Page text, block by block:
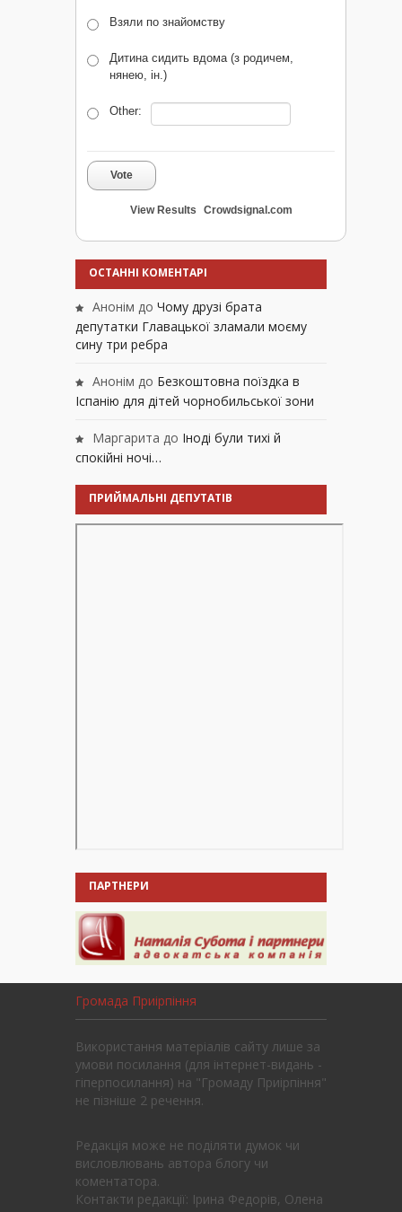
Взяли по знайомству
Дитина сидить вдома (з родичем,
нянею, ін.)
Other:
Vote
View Results Crowdsignal.com
ОСТАННІ КОМЕНТАРІ
Анонім до Чому друзі брата
депутатки Главацької зламали моєму
сину три ребра
Анонім до Безкоштовна поїздка в
Іспанію для дітей чорнобильської зони
Маргарита до Іноді були тихі й
спокійні ночі…
ПРИЙМАЛЬНІ ДЕПУТАТІВ
ПАРТНЕРИ
Громада Приірпіння
Використання матеріалів сайту лише за
умови посилання (для інтернет-видань -
гіперпосилання) на "Громаду Приірпіння"
не пізніше 2 речення.
Редакція може не поділяти думок чи
висловлювань автора блогу чи
коментатора.
Контакти редакції: Ірина Федорів, Олена